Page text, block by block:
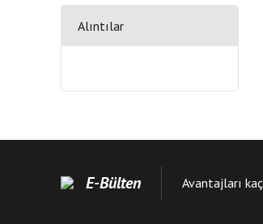
Alıntılar
E-Bülten Avantajları